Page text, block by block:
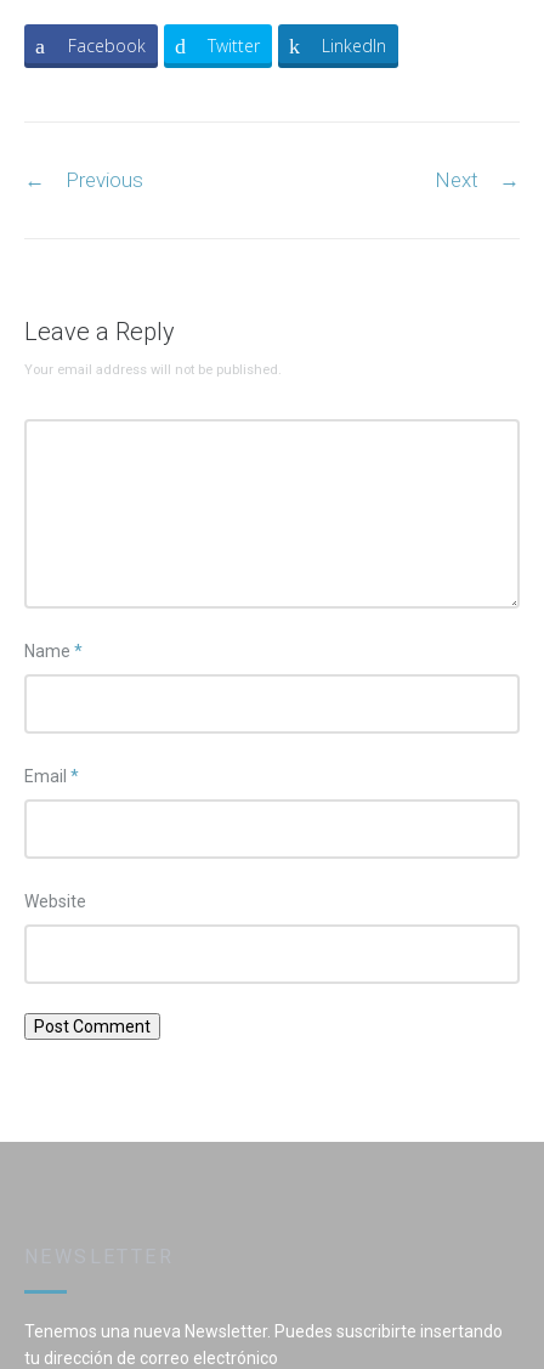
Facebook Twitter LinkedIn
navigation
← Previous Next →
Leave a Reply
Your email address will not be published.
Name *
Email *
Website
Tenemos una nueva Newsletter. Puedes suscribirte insertando
tu dirección de correo electrónico